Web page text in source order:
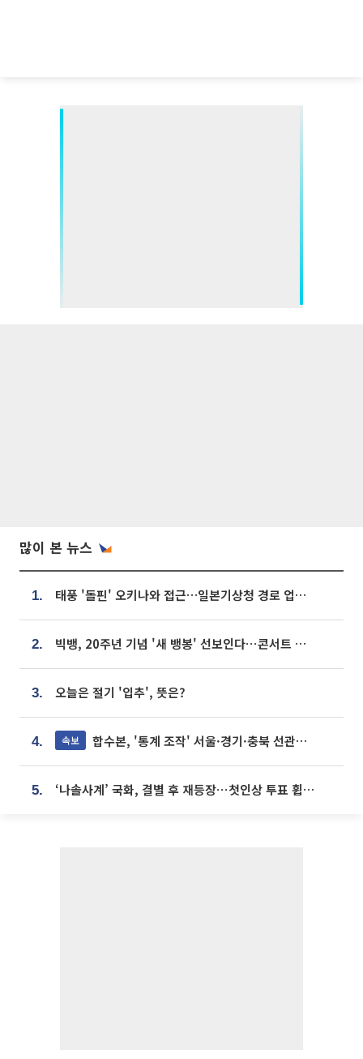
많이 본 뉴스
1. 태풍 '돌핀' 오키나와 접근…일본기상청 경로 업데이트
2. 빅뱅, 20주년 기념 '새 뱅봉' 선보인다⋯콘서트 앞두고 팝업 개최
3. 오늘은 절기 '입추', 뜻은?
4. 속보 합수본, '통계 조작' 서울·경기·충북 선관위 등 추가 압수수색
5. ‘나솔사계’ 국화, 결별 후 재등장⋯첫인상 투표 휩쓸고 ‘인기녀’ 등극